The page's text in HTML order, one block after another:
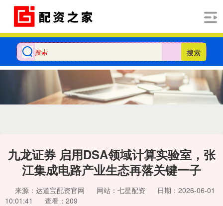
搜索
九龙证券 启用DSA领域计算实验室，张
江集成电路产业生态再落关键一子
来源：达道宝配资官网 网站：七星配资
日期：2026-06-01
10:01:41
查看：209